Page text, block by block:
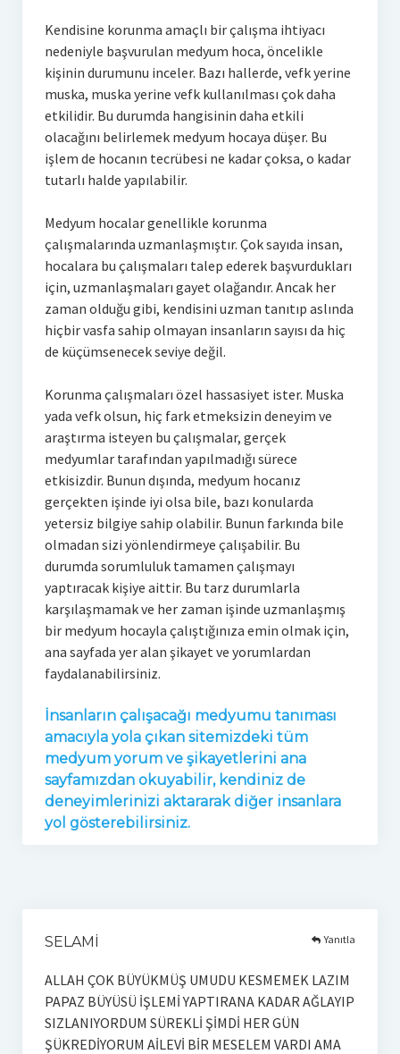
Kendisine korunma amaçlı bir çalışma ihtiyacı
nedeniyle başvurulan medyum hoca, öncelikle
kişinin durumunu inceler. Bazı hallerde, vefk yerine
muska, muska yerine vefk kullanılması çok daha
etkilidir. Bu durumda hangisinin daha etkili
olacağını belirlemek medyum hocaya düşer. Bu
işlem de hocanın tecrübesi ne kadar çoksa, o kadar
tutarlı halde yapılabilir.
Medyum hocalar genellikle korunma
çalışmalarında uzmanlaşmıştır. Çok sayıda insan,
hocalara bu çalışmaları talep ederek başvurdukları
için, uzmanlaşmaları gayet olağandır. Ancak her
zaman olduğu gibi, kendisini uzman tanıtıp aslında
hiçbir vasfa sahip olmayan insanların sayısı da hiç
de küçümsenecek seviye değil.
Korunma çalışmaları özel hassasiyet ister. Muska
yada vefk olsun, hiç fark etmeksizin deneyim ve
araştırma isteyen bu çalışmalar, gerçek
medyumlar tarafından yapılmadığı sürece
etkisizdir. Bunun dışında, medyum hocanız
gerçekten işinde iyi olsa bile, bazı konularda
yetersiz bilgiye sahip olabilir. Bunun farkında bile
olmadan sizi yönlendirmeye çalışabilir. Bu
durumda sorumluluk tamamen çalışmayı
yaptıracak kişiye aittir. Bu tarz durumlarla
karşılaşmamak ve her zaman işinde uzmanlaşmış
bir medyum hocayla çalıştığınıza emin olmak için,
ana sayfada yer alan şikayet ve yorumlardan
faydalanabilirsiniz.
İnsanların çalışacağı medyumu tanıması
amacıyla yola çıkan sitemizdeki tüm
medyum yorum ve şikayetlerini ana
sayfamızdan okuyabilir, kendiniz de
deneyimlerinizi aktararak diğer insanlara
yol gösterebilirsiniz.
SELAMİ
ALLAH ÇOK BÜYÜKMÜŞ UMUDU KESMEMEK LAZIM
PAPAZ BÜYÜSÜ İŞLEMİ YAPTIRANA KADAR AĞLAYIP
SIZLANIYORDUM SÜREKLİ ŞİMDİ HER GÜN
ŞÜKREDİYORUM AİLEVİ BİR MESELEM VARDI AMA
Yanıtla